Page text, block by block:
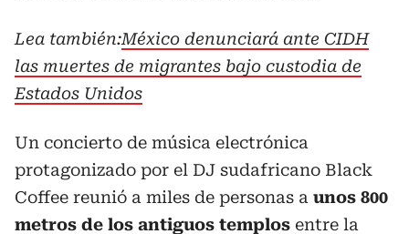
Lea también:México denunciará ante CIDH
las muertes de migrantes bajo custodia de
Estados Unidos
Un concierto de música electrónica
protagonizado por el DJ sudafricano Black
Coffee reunió a miles de personas a unos 800
metros de los antiguos templos entre la